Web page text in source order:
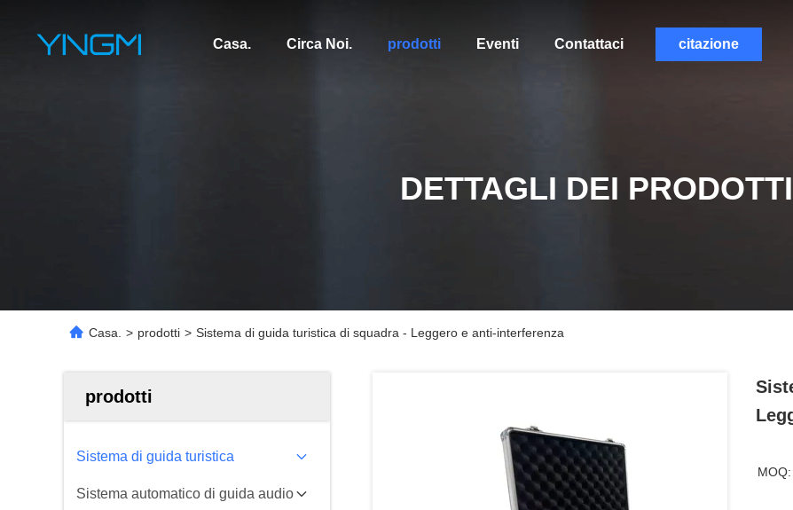
Casa. Circa Noi. prodotti Eventi Contattaci citazione
DETTAGLI DEI PRODOTTI
Casa. > prodotti > Sistema di guida turistica di squadra - Leggero e anti-interferenza
prodotti
Sistema di guida turistica
Sistema automatico di guida audio
MOQ: